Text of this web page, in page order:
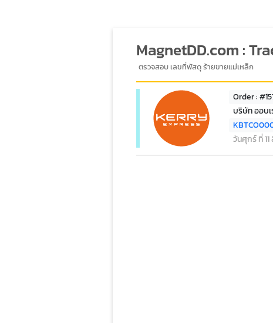
MagnetDD.com :
ตรวจสอบ เลขที่พัสดุ ร้ายขายแม่เหล็ก
Order :
บริษัท ออบเ
วันศุกร์ ที่